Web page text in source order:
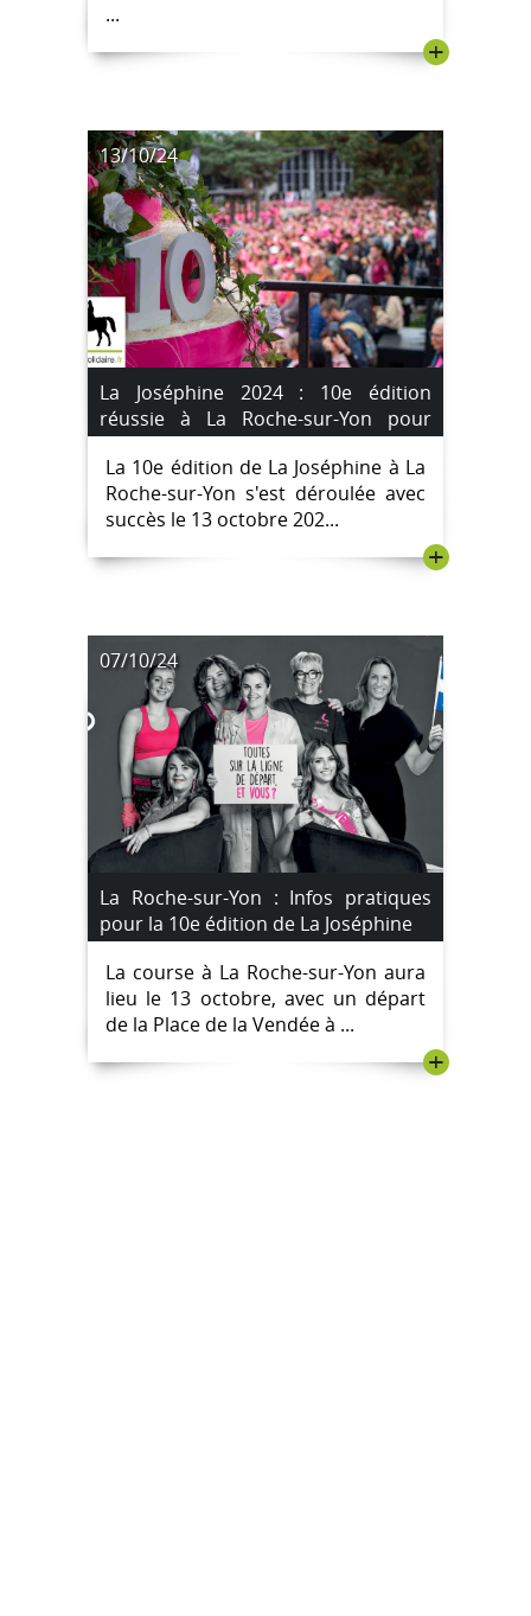
...
+
13/10/24
La Joséphine 2024 : 10e édition
réussie à La Roche-sur-Yon pour
soutenir la lutte contre le cancer;
[IMAGES]
La 10e édition de La Joséphine à La
Roche-sur-Yon s'est déroulée avec
succès le 13 octobre 202...
+
07/10/24
La Roche-sur-Yon : Infos pratiques
pour la 10e édition de La Joséphine
La course à La Roche-sur-Yon aura
lieu le 13 octobre, avec un départ
de la Place de la Vendée à ...
+